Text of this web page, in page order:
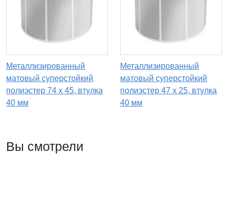
Металлизированный
матовый суперстойкий
полиэстер 74 x 45, втулка
40 мм
Металлизированный
матовый суперстойкий
полиэстер 47 x 25, втулка
40 мм
Вы смотрели